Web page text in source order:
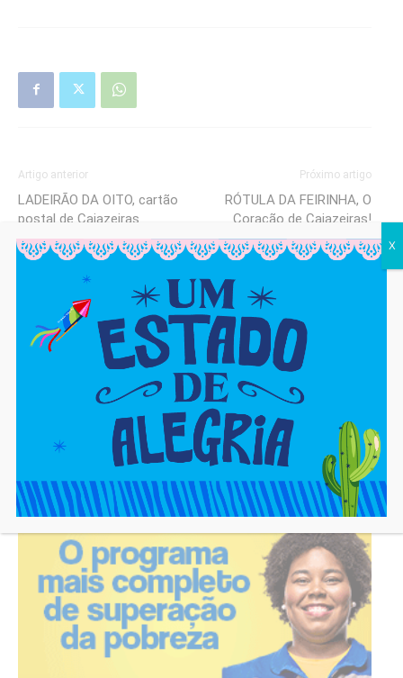
Artigo anterior
LADEIRÃO DA OITO, cartão
postal de Cajazeiras
Próximo artigo
RÓTULA DA FEIRINHA, O
Coração de Cajazeiras!
cjadm
https://cajaon.com.br
X